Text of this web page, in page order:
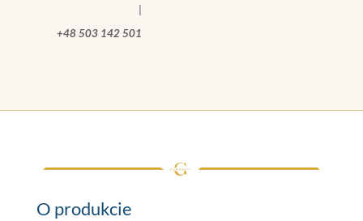
|
+48 503 142 501
O produkcie